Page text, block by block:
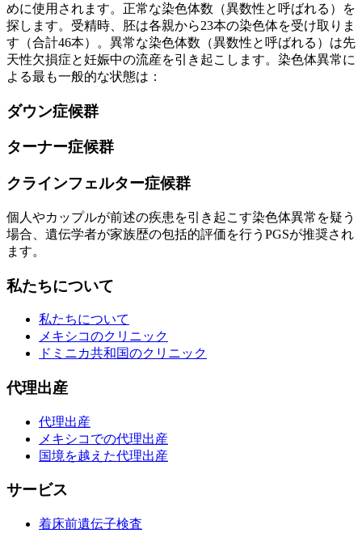
めに使用されます。正常な染色体数（異数性と呼ばれる）を
探します。受精時、胚は各親から23本の染色体を受け取りま
す（合計46本）。異常な染色体数（異数性と呼ばれる）は先
天性欠損症と妊娠中の流産を引き起こします。染色体異常に
よる最も一般的な状態は：
ダウン症候群
ターナー症候群
クラインフェルター症候群
個人やカップルが前述の疾患を引き起こす染色体異常を疑う
場合、遺伝学者が家族歴の包括的評価を行うPGSが推奨され
ます。
私たちについて
私たちについて
メキシコのクリニック
ドミニカ共和国のクリニック
代理出産
代理出産
メキシコでの代理出産
国境を越えた代理出産
サービス
着床前遺伝子検査